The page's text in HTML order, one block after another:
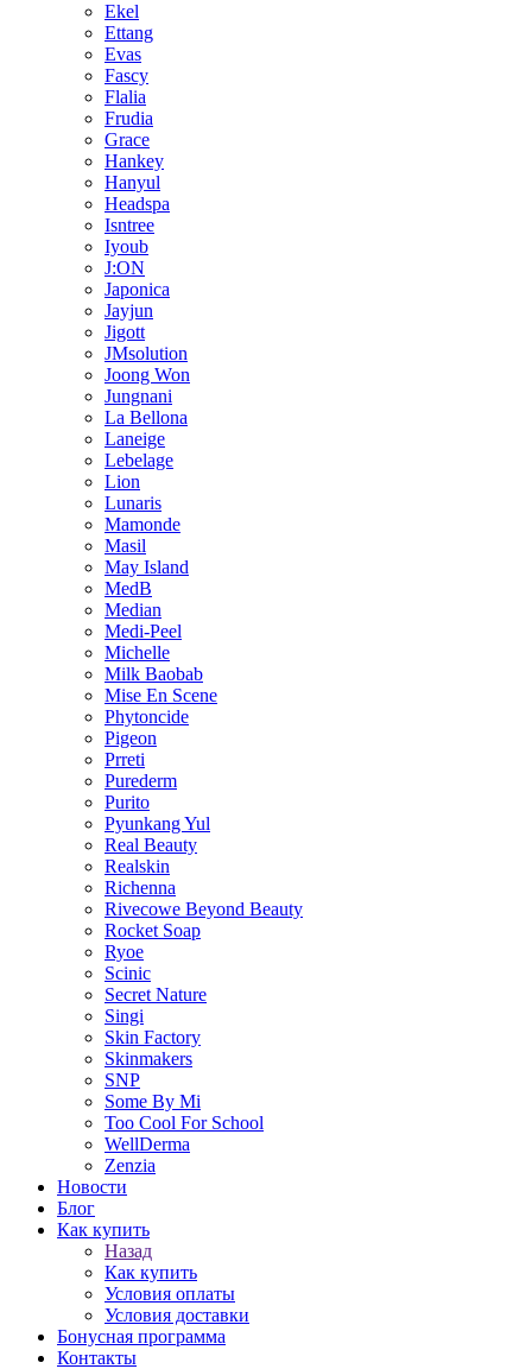
Ekel
Ettang
Evas
Fascy
Flalia
Frudia
Grace
Hankey
Hanyul
Headspa
Isntree
Iyoub
J:ON
Japonica
Jayjun
Jigott
JMsolution
Joong Won
Jungnani
La Bellona
Laneige
Lebelage
Lion
Lunaris
Mamonde
Masil
May Island
MedB
Median
Medi-Peel
Michelle
Milk Baobab
Mise En Scene
Phytoncide
Pigeon
Prreti
Purederm
Purito
Pyunkang Yul
Real Beauty
Realskin
Richenna
Rivecowe Beyond Beauty
Rocket Soap
Ryoe
Scinic
Secret Nature
Singi
Skin Factory
Skinmakers
SNP
Some By Mi
Too Cool For School
WellDerma
Zenzia
Новости
Блог
Как купить
Назад
Как купить
Условия оплаты
Условия доставки
Бонусная программа
Контакты